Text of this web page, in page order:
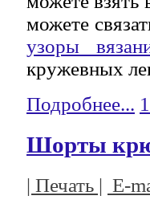
можете
узоры
кружевных
Подробнее...
Шорты
| Печать | E-